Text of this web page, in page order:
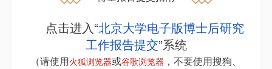
点击进入“北京大学电子版博士后研究
工作报告提交”系统
（请使用火狐浏览器或谷歌浏览器 ，不要使用搜狗、